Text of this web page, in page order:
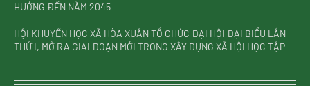
HƯỚNG ĐẾN NĂM 2045
HỘI KHUYẾN HỌC XÃ HÒA XUÂN TỔ CHỨC ĐẠI HỘI ĐẠI BIỂU LẦN
THỨ I, MỞ RA GIAI ĐOẠN MỚI TRONG XÂY DỰNG XÃ HỘI HỌC TẬP